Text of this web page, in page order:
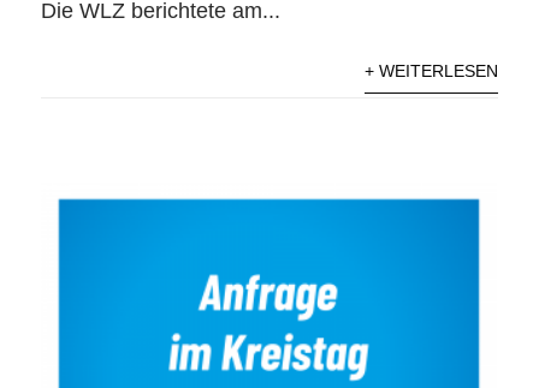
Die WLZ berichtete am...
+ WEITERLESEN